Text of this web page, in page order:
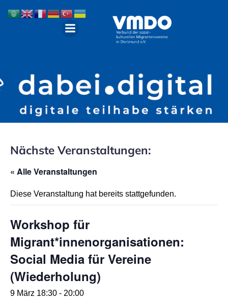
Nächste Veranstaltungen:
« Alle Veranstaltungen
Diese Veranstaltung hat bereits stattgefunden.
Workshop für
Migrant*innenorganisationen:
Social Media für Vereine
(Wiederholung)
9 März 18:30 - 20:00